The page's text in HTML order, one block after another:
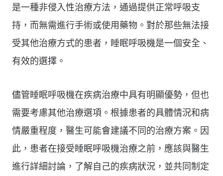
是一種非侵入性治療方法，通過提供正常呼吸支
持，而無需進行手術或使用藥物。對於那些無法接
受其他治療方式的患者，睡眠呼吸機是一個安全、
有效的選擇。
儘管睡眠呼吸機在疾病治療中具有明顯優勢，但也
需要考慮其他治療選項。根據患者的具體情況和病
情嚴重程度，醫生可能會建議不同的治療方案。因
此，患者在接受睡眠呼吸機治療之前，應該與醫生
進行詳細討論，了解自己的疾病狀況，並共同制定